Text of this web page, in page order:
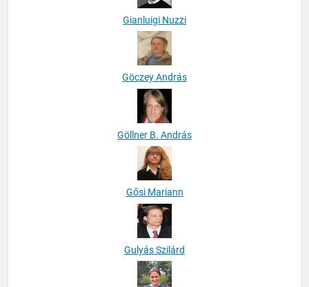
Gianluigi Nuzzi
Göczey András
Göllner B. András
Gősi Mariann
Gulyás Szilárd